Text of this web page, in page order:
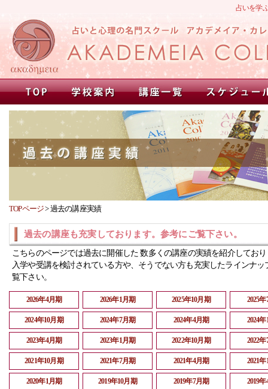
占いを学
TOPページ>過去の講座実績
過去の講座も充実しております。参考にご覧下さい。
こちらのページでは過去に開催した 数多くの講座の実績を紹介してお
入学や受講を検討されている方や、そうでない方も充実したラインナッ
覧下さい。
2026年4月期 2026年1月期 2025年10月期 2025
2024年10月期 2024年7月期 2024年4月期 2024
2023年4月期 2023年1月期 2022年10月期 2022
2021年10月期 2021年7月期 2021年4月期 2021
2020年1月期 2019年10月期 2019年7月期 2019